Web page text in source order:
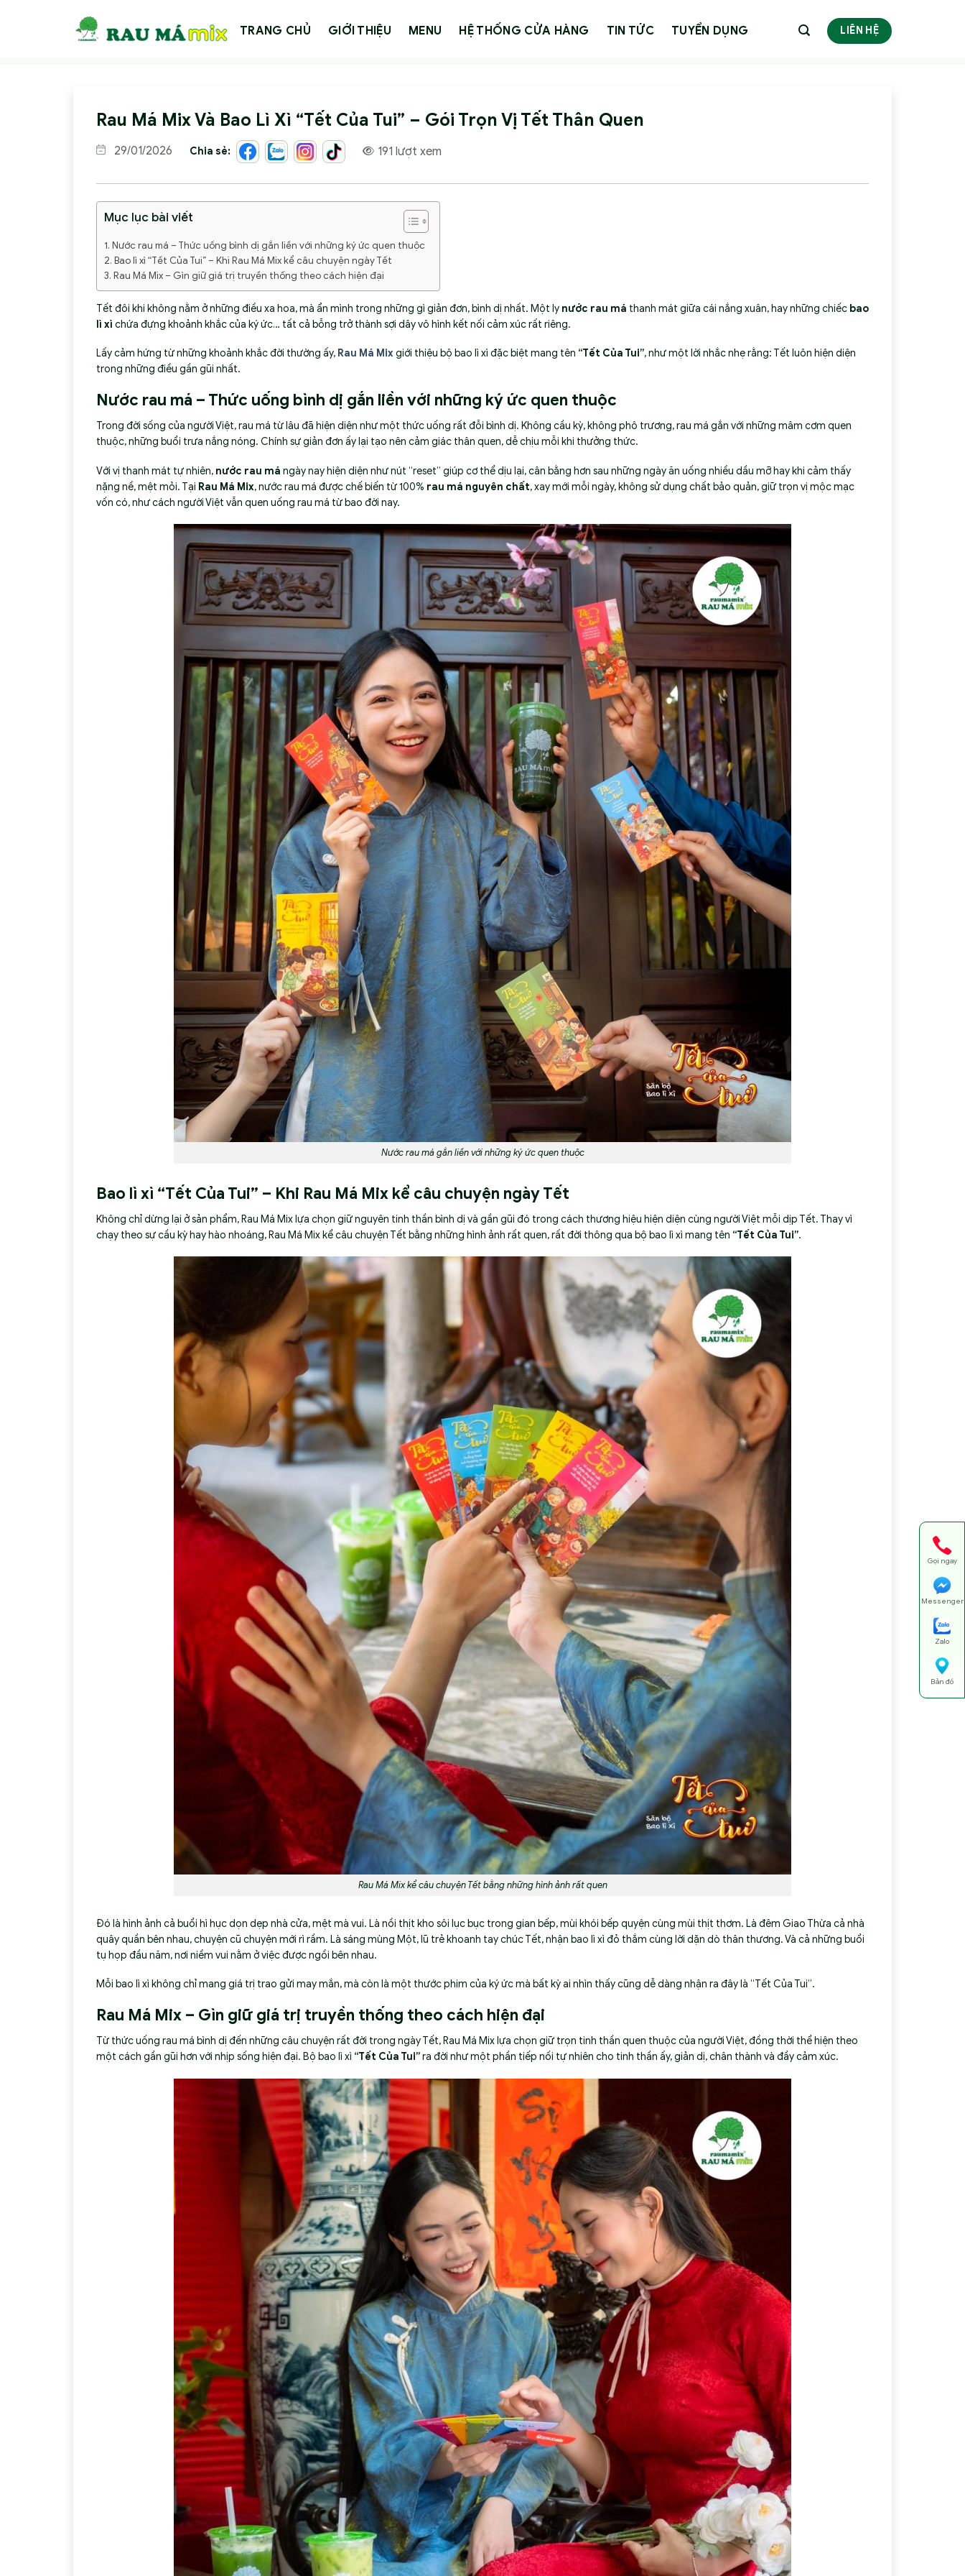
TRANG CHỦ GIỚI THIỆU MENU HỆ THỐNG CỬA HÀNG TIN TỨC TUYỂN DỤNG LIÊN HỆ
Rau Má Mix Và Bao Lì Xì “Tết Của Tui” – Gói Trọn Vị Tết Thân Quen
29/01/2026 Chia sẻ: 191 lượt xem
Mục lục bài viết
Nước rau má – Thức uống bình dị gắn liền với những ký ức quen thuộc
Bao lì xì “Tết Của Tui” – Khi Rau Má Mix kể câu chuyện ngày Tết
Rau Má Mix – Gìn giữ giá trị truyền thống theo cách hiện đại
Tết đôi khi không nằm ở những điều xa hoa, mà ẩn mình trong những gì giản đơn, bình dị nhất. Một ly nước rau má thanh mát giữa cái nắng xuân, hay những chiếc bao
lì xì chứa đựng khoảnh khắc của ký ức… tất cả bỗng trở thành sợi dây vô hình kết nối cảm xúc rất riêng.
Lấy cảm hứng từ những khoảnh khắc đời thường ấy, Rau Má Mix giới thiệu bộ bao lì xì đặc biệt mang tên “Tết Của Tui”, như một lời nhắc nhẹ rằng: Tết luôn hiện diện
trong những điều gần gũi nhất.
Nước rau má – Thức uống bình dị gắn liền với những ký ức quen thuộc
Trong đời sống của người Việt, rau má từ lâu đã hiện diện như một thức uống rất đỗi bình dị. Không cầu kỳ, không phô trương, rau má gắn với những mâm cơm quen
thuộc, những buổi trưa nắng nóng. Chính sự giản đơn ấy lại tạo nên cảm giác thân quen, dễ chịu mỗi khi thưởng thức.
Với vị thanh mát tự nhiên, nước rau má ngày nay hiện diện như nút “reset” giúp cơ thể dịu lại, cân bằng hơn sau những ngày ăn uống nhiều dầu mỡ hay khi cảm thấy
nặng nề, mệt mỏi. Tại Rau Má Mix, nước rau má được chế biến từ 100% rau má nguyên chất, xay mới mỗi ngày, không sử dụng chất bảo quản, giữ trọn vị mộc mạc
vốn có, như cách người Việt vẫn quen uống rau má từ bao đời nay.
Nước rau má gắn liền với những ký ức quen thuộc
Bao lì xì “Tết Của Tui” – Khi Rau Má Mix kể câu chuyện ngày Tết
Không chỉ dừng lại ở sản phẩm, Rau Má Mix lựa chọn giữ nguyên tinh thần bình dị và gần gũi đó trong cách thương hiệu hiện diện cùng người Việt mỗi dịp Tết. Thay vì
chạy theo sự cầu kỳ hay hào nhoáng, Rau Má Mix kể câu chuyện Tết bằng những hình ảnh rất quen, rất đời thông qua bộ bao lì xì mang tên “Tết Của Tui”.
Rau Má Mix kể câu chuyện Tết bằng những hình ảnh rất quen
Đó là hình ảnh cả buổi hì hục dọn dẹp nhà cửa, mệt mà vui. Là nồi thịt kho sôi lục bục trong gian bếp, mùi khói bếp quyện cùng mùi thịt thơm. Là đêm Giao Thừa cả nhà
quây quần bên nhau, chuyện cũ chuyện mới rì rầm. Là sáng mùng Một, lũ trẻ khoanh tay chúc Tết, nhận bao lì xì đỏ thắm cùng lời dặn dò thân thương. Và cả những buổi
tụ họp đầu năm, nơi niềm vui nằm ở việc được ngồi bên nhau.
Mỗi bao lì xì không chỉ mang giá trị trao gửi may mắn, mà còn là một thước phim của ký ức mà bất kỳ ai nhìn thấy cũng dễ dàng nhận ra đây là “Tết Của Tui”.
Rau Má Mix – Gìn giữ giá trị truyền thống theo cách hiện đại
Từ thức uống rau má bình dị đến những câu chuyện rất đời trong ngày Tết, Rau Má Mix lựa chọn giữ trọn tinh thần quen thuộc của người Việt, đồng thời thể hiện theo
một cách gần gũi hơn với nhịp sống hiện đại. Bộ bao lì xì “Tết Của Tui”ra đời như một phần tiếp nối tự nhiên cho tinh thần ấy, giản dị, chân thành và đầy cảm xúc.
Gọi ngay
Messenger
Zalo
Bản đồ